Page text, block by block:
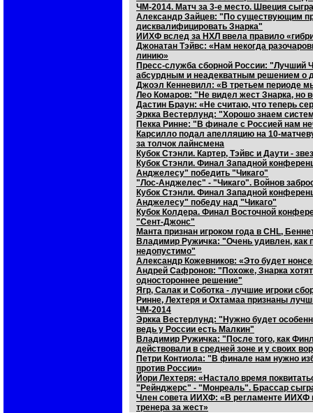
ЧМ-2014. Матч за 3-е место. Швеция
Александр Зайцев: "По существующим
дисквалифицировать Знарка"
ИИХФ вслед за НХЛ ввела правило
Джонатан Тэйвс: «Нам некогда
линию»
Пресс-служба сборной России: "Лучший
абсурдным и неадекватным решением о
Джоэл Кенневилл: «В третьем периоде
Лео Комаров: "Не видел жест Знарка, но
Дастин Браун: «Не считаю, что теперь
Эркка Вестерлунд: "Хорошо знаем
Пекка Ринне: "В финале с Россией нам
Карсилло подал апелляцию на 10-
за толчок лайнсмена
Кубок Стэнли. Картер, Тэйвс и Даути -
Кубок Стэнли. Финал Западной
Анджелесу" победить "Чикаго"
"Лос-Анджелес" - "Чикаго". Войнов
Кубок Стэнли. Финал Западной
Анджелесу" победу над "Чикаго"
Кубок Колдера. Финал Восточной
"Сент-Джонс"
Манта признан игроком года в CHL,
Владимир Ружичка: "Очень удивлен, как
недопустимо"
Александр Кожевников: «Это будет
Андрей Сафронов: "Похоже, Знарка
одностороннее решение"
Ягр, Салак и Соботка - лучшие игроки
Ринне, Лехтеря и Охтамаа признаны
ЧМ-2014
Эркка Вестерлунд: "Нужно будет
ведь у России есть Малкин"
Владимир Ружичка: "После того, как
действовали в средней зоне и у своих
Петри Контиола: "В финале нам нужно
против России»
Йори Лехтеря: «Настало время
"Рейнджерс" - "Монреаль". Брассар
Член совета ИИХФ: «В регламенте ИИХФ
тренера за жест»